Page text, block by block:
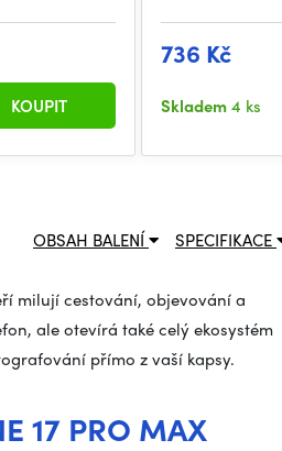
KOUPIT
736 Kč
Skladem4 ks
SPECIFIKACE
OBSAH BALENÍ
milují cestování, objevování a
ale otevírá také celý ekosystém
přímo z vaší kapsy.
17 PRO MAX